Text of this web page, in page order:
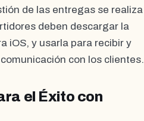
de las entregas se realiza
deben descargar la
iOS, y usarla para recibir y
con los clientes.
el Éxito con